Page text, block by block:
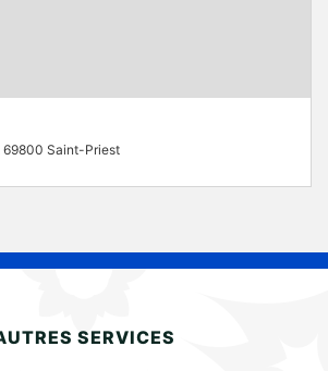
69800 Saint-Priest
SERVICES